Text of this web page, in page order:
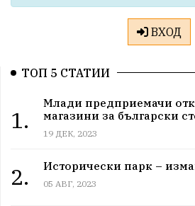
ВХОД
ТОП 5 СТАТИИ
1.
Млади предприемачи
магазини за български
19 ДЕК, 2023
2. Исторически парк –
05 АВГ, 2023